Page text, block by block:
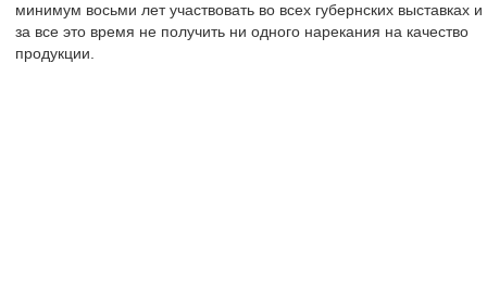
минимум восьми лет участвовать во всех губернских выставках и
за все это время не получить ни одного нарекания на качество
продукции.